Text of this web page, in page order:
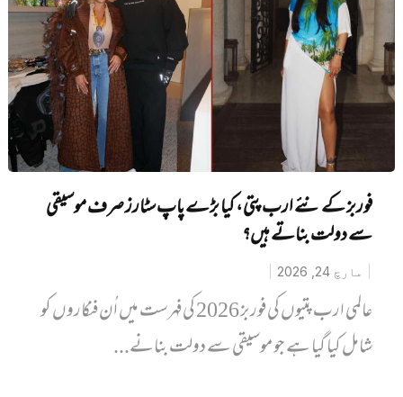
فوربز کے نئے ارب پتی، کیا بڑے پاپ سٹارز صرف موسیقی
سے دولت بناتے ہیں؟
مارچ 24, 2026
عالمی ارب پتیوں کی فوربز 2026 کی فہرست میں اُن فنکاروں کو
شامل کیا گیا ہے جو موسیقی سے دولت بنانے...